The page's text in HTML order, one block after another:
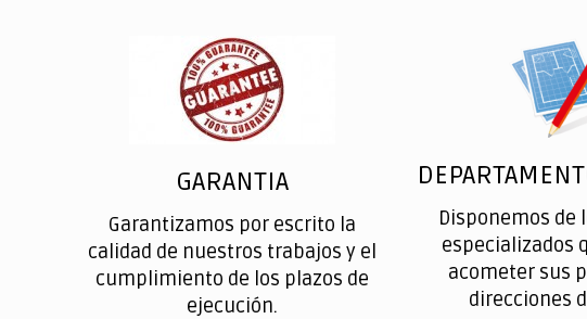
GARANTIA
Garantizamos por escrito la
calidad de nuestros trabajos y el
cumplimiento de los plazos de
ejecución.
Disponemos de
especializados
acometer sus
direcciones